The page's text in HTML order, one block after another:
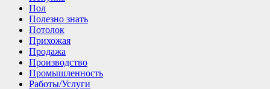
Пол
Полезно знать
Потолок
Прихожая
Продажа
Производство
Промышленность
Работы/Услуги